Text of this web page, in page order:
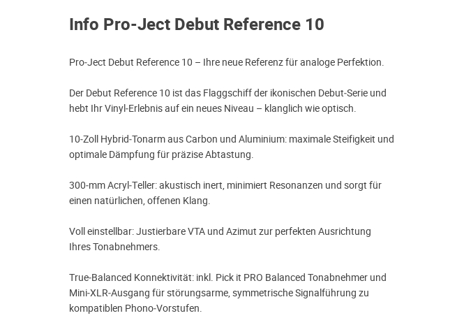
Info Pro-Ject Debut Reference 10
Pro‑Ject Debut Reference 10 – Ihre neue Referenz für analoge Perfektion.
Der Debut Reference 10 ist das Flaggschiff der ikonischen Debut‑Serie und
hebt Ihr Vinyl‑Erlebnis auf ein neues Niveau – klanglich wie optisch.
10‑Zoll Hybrid‑Tonarm aus Carbon und Aluminium: maximale Steifigkeit und
optimale Dämpfung für präzise Abtastung.
300‑mm Acryl‑Teller: akustisch inert, minimiert Resonanzen und sorgt für
einen natürlichen, offenen Klang.
Voll einstellbar: Justierbare VTA und Azimut zur perfekten Ausrichtung
Ihres Tonabnehmers.
True‑Balanced Konnektivität: inkl. Pick it PRO Balanced Tonabnehmer und
Mini‑XLR‑Ausgang für störungsarme, symmetrische Signalführung zu
kompatiblen Phono‑Vorstufen.